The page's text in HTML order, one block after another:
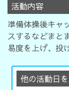
活動内容
準備体操後キャ
スするなどまと
易度を上げ、投
他の活動日